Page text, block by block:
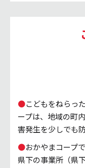
●こどもをねらっ
ープは、地域の町
害発生を少しでも
●おかやまコープ
県下の事業所（県